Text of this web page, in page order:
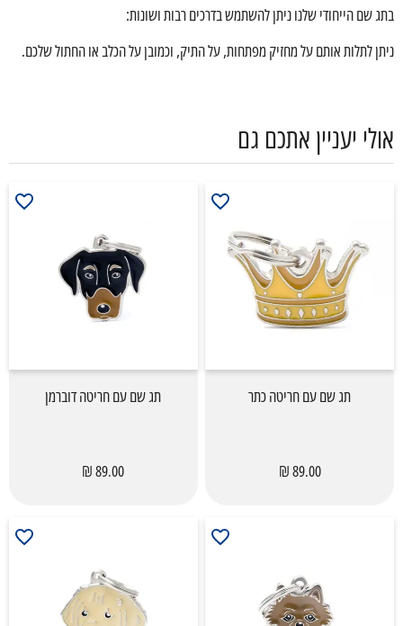
בתג שם הייחודי שלנו ניתן להשתמש בדרכים רבות ושונות:
ניתן לתלות אותם על מחזיק מפתחות, על התיק, וכמובן על הכלב או החתול שלכם.
אולי יעניין אתכם גם
תג שם עם חריטה כתר
89.00 ₪
תג שם עם חריטה דוברמן
89.00 ₪